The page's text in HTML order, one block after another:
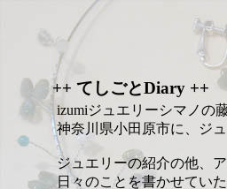
++ てしごとDiary ++
izumiジュエリーシマノの
神奈川県小田原市に、ジ
ジュエリーの紹介の他、
日々のことを書かせていた